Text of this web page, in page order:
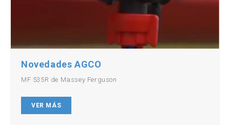
Novedades AGCO
MF 535R de Massey Ferguson
VER MÁS